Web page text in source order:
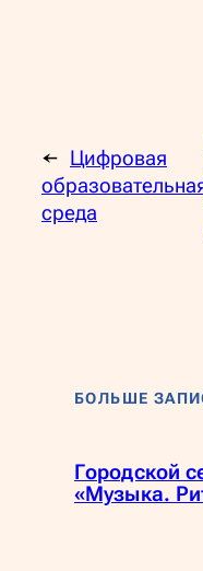
← Цифровая
среда
БОЛЬШЕ
Городской
«Музыка.